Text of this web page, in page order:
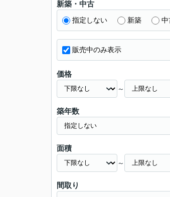
新築・中古
指定しない 新築 中
販売中のみ表示
価格
～
築年数
面積
～
間取り